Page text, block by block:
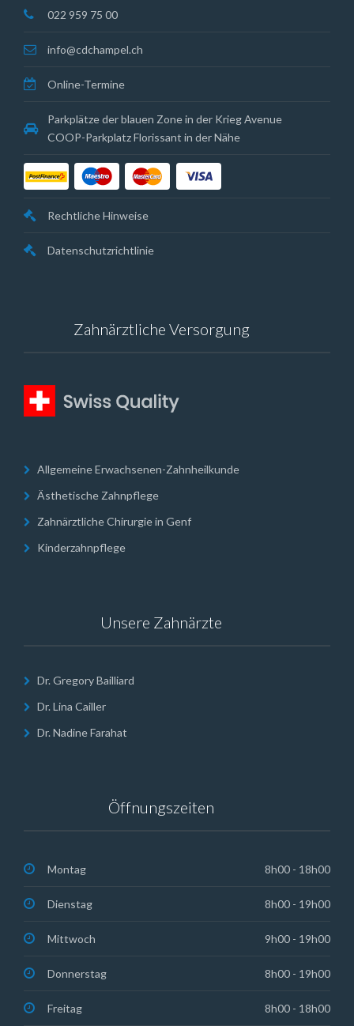
022 959 75 00
info@cdchampel.ch
Online-Termine
Parkplätze der blauen Zone in der Krieg Avenue
COOP-Parkplatz Florissant in der Nähe
Rechtliche Hinweise
Datenschutzrichtlinie
Zahnärztliche Versorgung
Allgemeine Erwachsenen-Zahnheilkunde
Ästhetische Zahnpflege
Zahnärztliche Chirurgie in Genf
Kinderzahnpflege
Unsere Zahnärzte
Dr. Gregory Bailliard
Dr. Lina Cailler
Dr. Nadine Farahat
Öffnungszeiten
Montag 8h00 - 18h00
Dienstag 8h00 - 19h00
Mittwoch 9h00 - 19h00
Donnerstag 8h00 - 19h00
Freitag 8h00 - 18h00